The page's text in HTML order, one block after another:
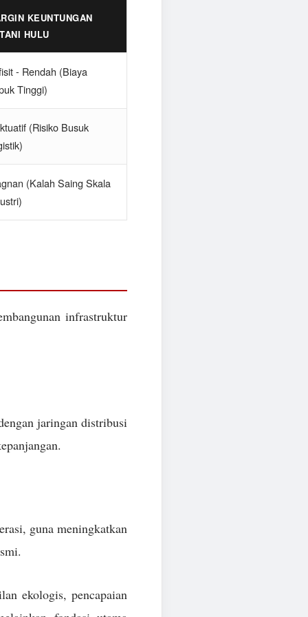
KEUNTUNGAN
HULU
- Rendah (Biaya
Tinggi)
(Risiko Busuk
(Kalah Saing Skala
infrastruktur
jaringan distribusi
guna meningkatkan
ekologis, pencapaian